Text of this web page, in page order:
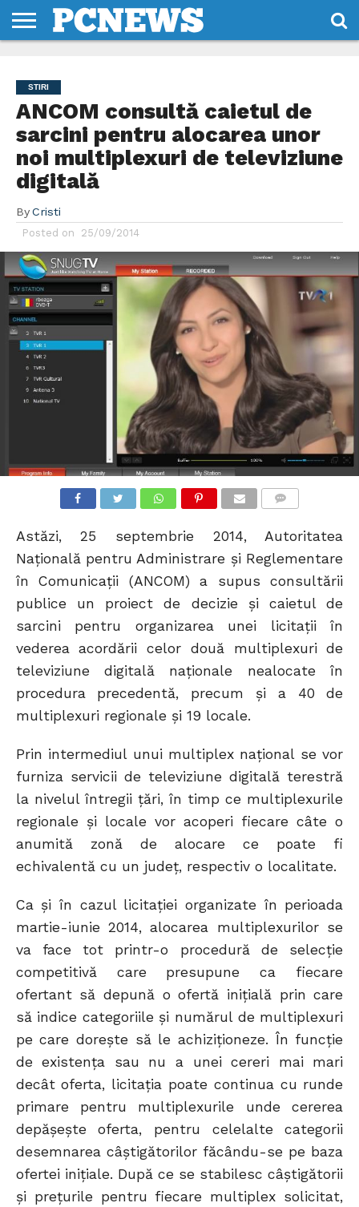
NOI
SI
CONDITII
STIRI
ANCOM consultă caietul de
sarcini pentru alocarea unor
noi multiplexuri de televiziune
digitală
By Cristi
Posted on 25/09/2014
Astăzi, 25 septembrie 2014, Autoritatea
Națională pentru Administrare şi Reglementare
în Comunicaţii (ANCOM) a supus consultării
publice un proiect de decizie şi caietul de
sarcini pentru organizarea unei licitaţii în
vederea acordării celor două multiplexuri de
televiziune digitală naționale nealocate în
procedura precedentă, precum și a 40 de
multiplexuri regionale și 19 locale.
Prin intermediul unui multiplex național se vor
furniza servicii de televiziune digitală terestră
la nivelul întregii țări, în timp ce multiplexurile
regionale și locale vor acoperi fiecare câte o
anumită zonă de alocare ce poate fi
echivalentă cu un județ, respectiv o localitate.
Ca și în cazul licitației organizate în perioada
martie-iunie 2014, alocarea multiplexurilor se
va face tot printr-o procedură de selecţie
competitivă care presupune ca fiecare
ofertant să depună o ofertă iniţială prin care
să indice categoriile şi numărul de multiplexuri
pe care doreşte să le achiziţioneze. În funcție
de existența sau nu a unei cereri mai mari
decât oferta, licitația poate continua cu runde
primare pentru multiplexurile unde cererea
depășește oferta, pentru celelalte categorii
desemnarea câştigătorilor făcându-se pe baza
ofertei iniţiale. După ce se stabilesc câștigătorii
și prețurile pentru fiecare multiplex solicitat,